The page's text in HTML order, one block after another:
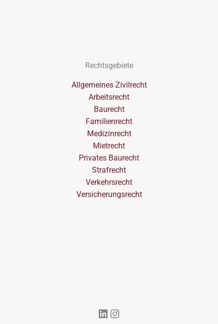
Rechtsgebiete
Allgemeines Zivilrecht
Arbeitsrecht
Baurecht
Familienrecht
Medizinrecht
Mietrecht
Privates Baurecht
Strafrecht
Verkehrsrecht
Versicherungsrecht
LinkedIn
Instagram